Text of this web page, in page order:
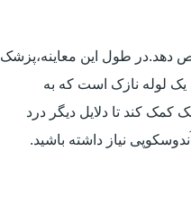
دهد.در طول این معاینه،پزشک
لوله نازک است که به
کند تا دلایل دیگر درد
نیاز داشته باشید.